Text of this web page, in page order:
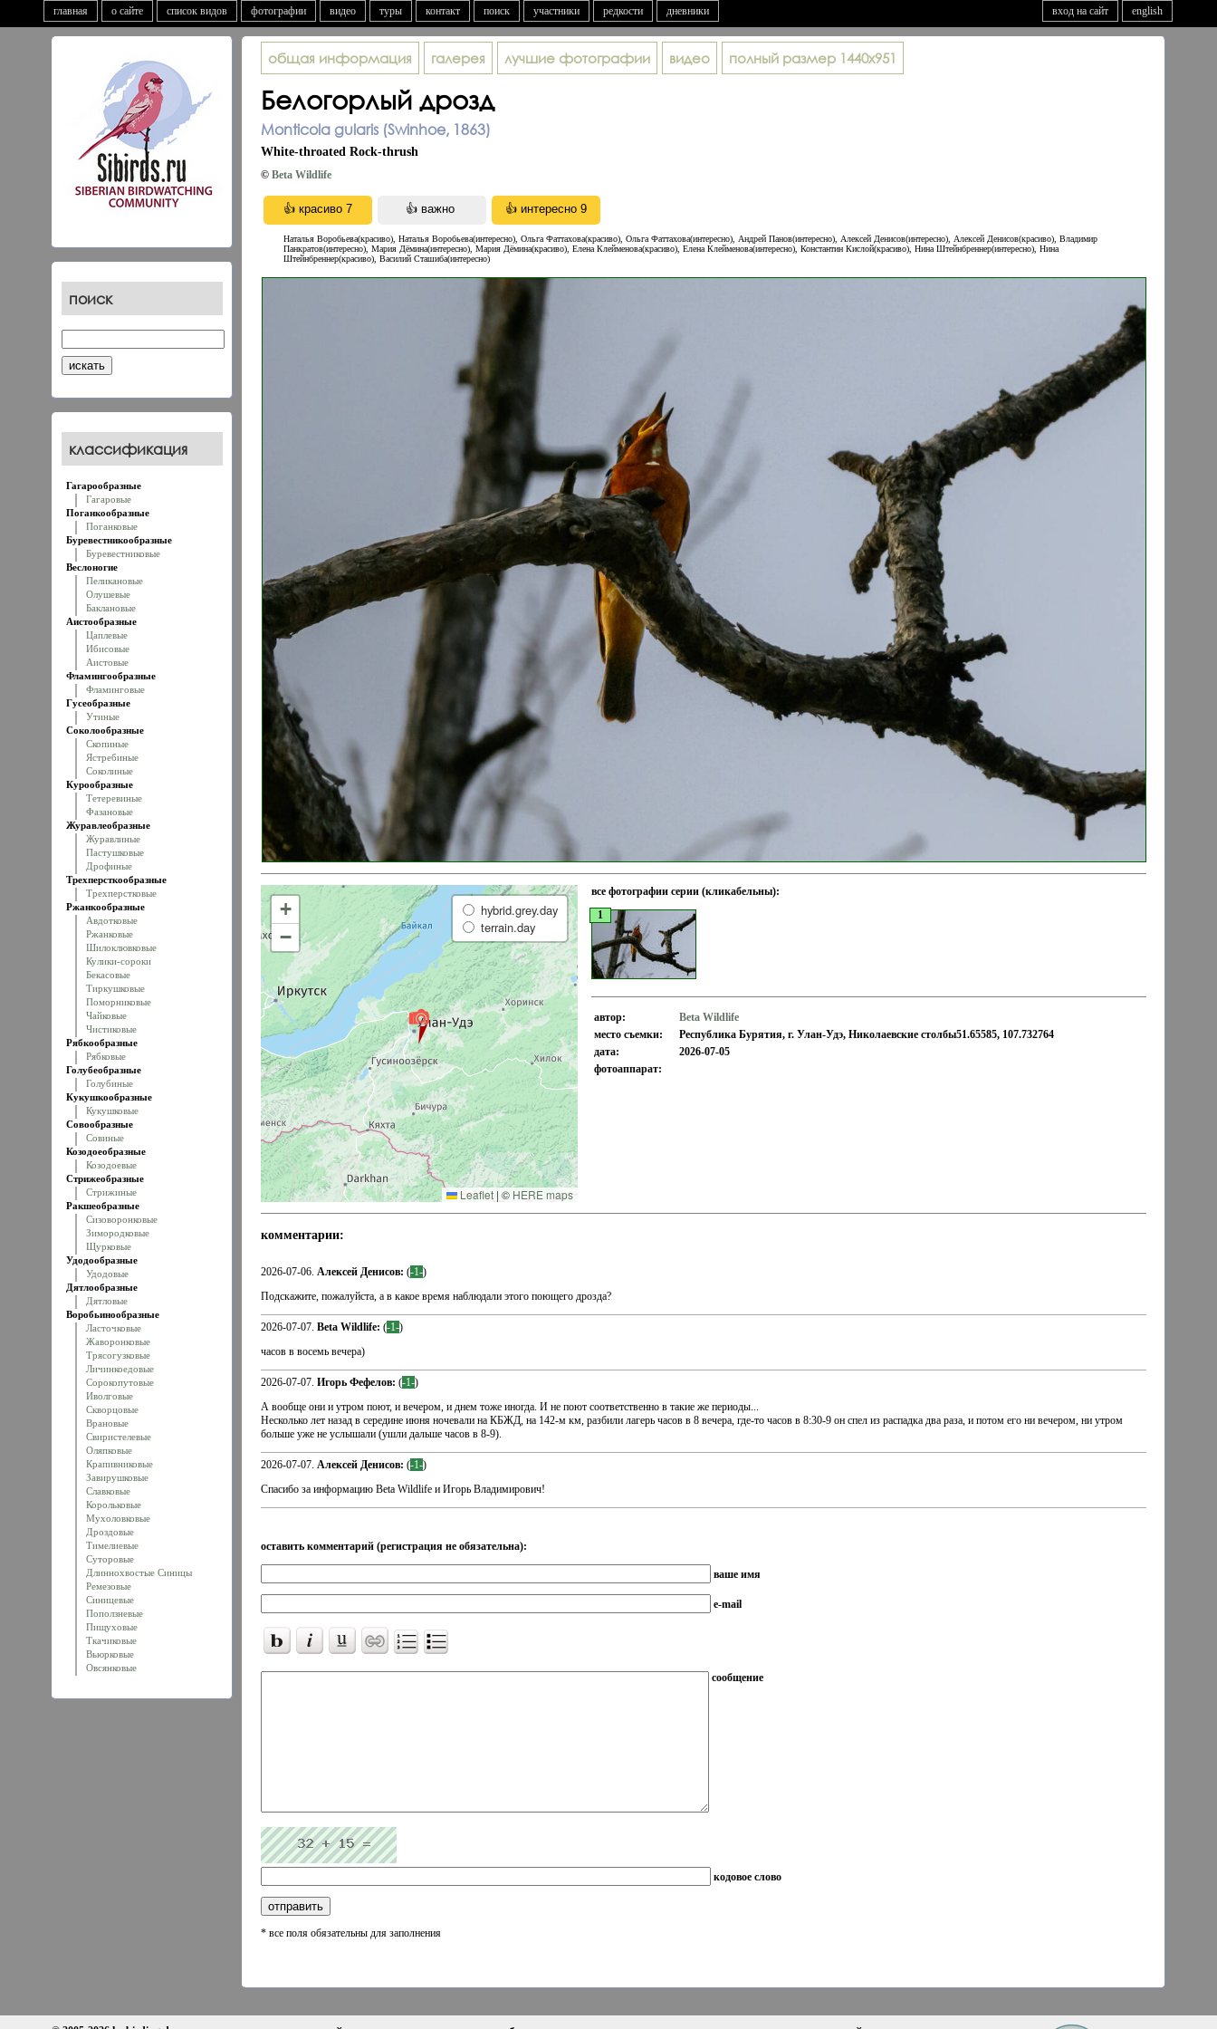
главная о сайте список видов фотографии видео туры контакт поиск участники редкости дневники english
вход на сайт
поиск
классификация
Гагарообразные
Гагаровые
Поганкообразные
Поганковые
Буревестникообразные
Буревестниковые
Веслоногие
Пеликановые
Олушевые
Баклановые
Аистообразные
Цаплевые
Ибисовые
Аистовые
Фламингообразные
Фламинговые
Гусеобразные
Утиные
Соколообразные
Скопиные
Ястребиные
Соколиные
Курообразные
Тетеревиные
Фазановые
Журавлеобразные
Журавлиные
Пастушковые
Дрофиные
Трехперсткообразные
Трехперстковые
Ржанкообразные
Авдотковые
Ржанковые
Шилоклювковые
Кулики-сороки
Бекасовые
Тиркушковые
Поморниковые
Чайковые
Чистиковые
Рябкообразные
Рябковые
Голубеобразные
Голубиные
Кукушкообразные
Кукушковые
Совообразные
Совиные
Козодоеобразные
Козодоевые
Стрижеобразные
Стрижиные
Ракшеобразные
Сизоворонковые
Зимородковые
Щурковые
Удодообразные
Удодовые
Дятлообразные
Дятловые
Воробьинообразные
Ласточковые
Жаворонковые
Трясогузковые
Личинкоедовые
Сорокопутовые
Иволговые
Скворцовые
Врановые
Свиристелевые
Оляпковые
Крапивниковые
Завирушковые
Славковые
Корольковые
Мухоловковые
Дроздовые
Тимелиевые
Суторовые
Длиннохвостые Синицы
Ремезовые
Синицевые
Поползневые
Пищуховые
Ткачиковые
Вьюрковые
Овсянковые
общая информация галерея лучшие фотографии видео полный размер 1440x951
Белогорлый дрозд
Monticola gularis (Swinhoe, 1863)
White-throated Rock-thrush
© Beta Wildlife
Наталья Воробьева(красиво), Наталья Воробьева(интересно), Oльга Фаттахова(красиво), Oльга Фаттахова(интересно), Андрей Панов(интересно), Алексей Денисов(интересно), Алексей Денисов(красиво), Владимир
Панкратов(интересно), Мария Дёмина(интересно), Мария Дёмина(красиво), Елена Клейменова(красиво), Елена Клейменова(интересно), Константин Кислой(красиво), Нина Штейнбреннер(интересно), Нина
Штейнбреннер(красиво), Василий Сташиба(интересно)
+
−
hybrid.grey.day
terrain.day
Leaflet | © HERE maps
все фотографии серии (кликабельны):
1
автор:
Beta Wildlife
место съемки:
Республика Бурятия, г. Улан-Удэ, Николаевские столбы51.65585, 107.732764
дата:
2026-07-05
фотоаппарат:
комментарии:
2026-07-06. Алексей Денисов: (-1-)
Подскажите, пожалуйста, а в какое время наблюдали этого поющего дрозда?
2026-07-07. Beta Wildlife: (-1-)
часов в восемь вечера)
2026-07-07. Игорь Фефелов: (-1-)
А вообще они и утром поют, и вечером, и днем тоже иногда. И не поют соответственно в такие же периоды...
Несколько лет назад в середине июня ночевали на КБЖД, на 142-м км, разбили лагерь часов в 8 вечера, где-то часов в 8:30-9 он спел из распадка два раза, и потом его ни вечером, ни утром
больше уже не услышали (ушли дальше часов в 8-9).
2026-07-07. Алексей Денисов: (-1-)
Спасибо за информацию Beta Wildlife и Игорь Владимирович!
оставить комментарий (регистрация не обязательна):
ваше имя
e-mail
сообщение
кодовое слово
* все поля обязательны для заполнения